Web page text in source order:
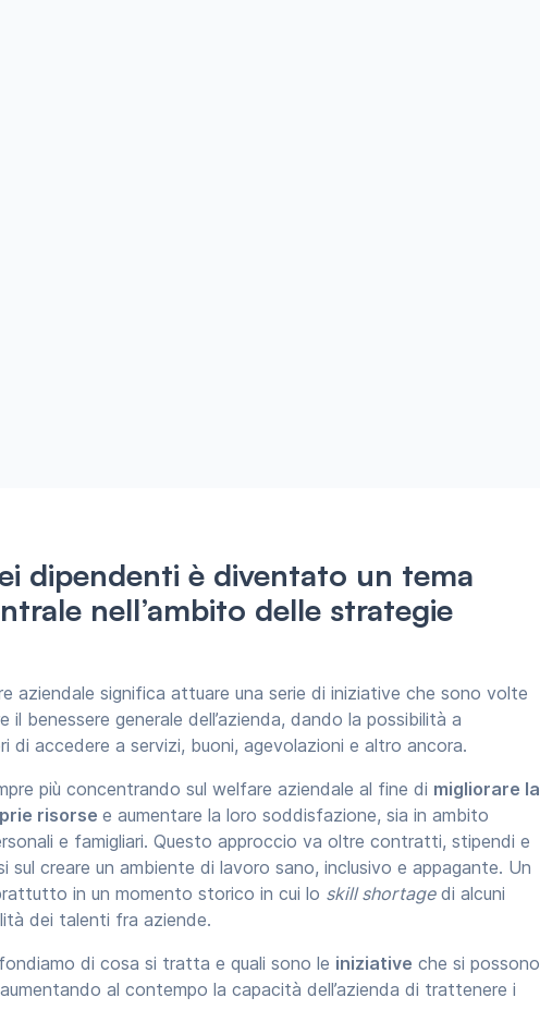
dipendenti è diventato un tema
nell’ambito delle strategie
aziendale significa attuare una serie di iniziative che sono volte
il benessere generale dell’azienda, dando la possibilità a
di accedere a servizi, buoni, agevolazioni e altro ancora.
più concentrando sul welfare aziendale al fine di migliorare la
risorse e aumentare la loro soddisfazione, sia in ambito
e famigliari. Questo approccio va oltre contratti, stipendi e
sul creare un ambiente di lavoro sano, inclusivo e appagante. Un
in un momento storico in cui lo skill shortagedi alcuni
dei talenti fra aziende.
di cosa si tratta e quali sono le iniziative che si possono
al contempo la capacità dell’azienda di trattenere i